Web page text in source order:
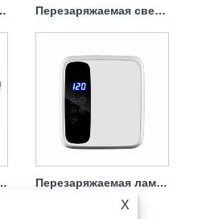
ногтей 96 Вт Перезаряжаемая светодиодная лампа для сушки ногтей 86 Вт, переносная
УФ-лампа для ногтей 72 Вт Перезаряжаемая лампа для сушки лака для ногтей 72 Вт
X